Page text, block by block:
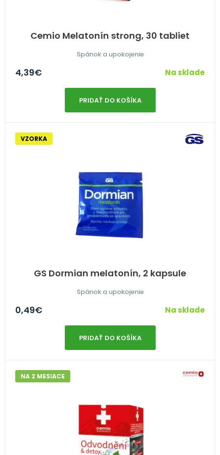
Cemio Melatonín strong, 30 tabliet
Spánok a upokojenie
4,39€ Na sklade
PRIDAŤ DO KOŠÍKA
GS Dormian melatonín, 2 kapsule
VZORKA
Spánok a upokojenie
0,49€ Na sklade
PRIDAŤ DO KOŠÍKA
NA 2 MESIACE